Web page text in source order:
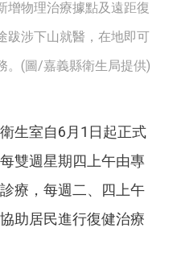
增物理治療據點及遠距復
跋涉下山就醫，在地即可
。(圖/嘉義縣衛生局提供)
生室自6月1日起正式
雙週星期四上午由專
療，每週二、四上午
助居民進行復健治療